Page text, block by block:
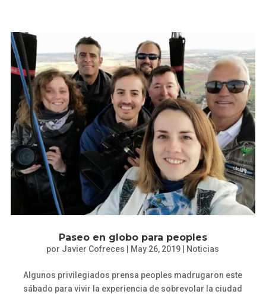
Paseo en globo para peoples
por Javier Cofreces May 26, 2019 Noticias
Algunos privilegiados prensa peoples madrugaron este
sábado para vivir la experiencia de sobrevolar la ciudad